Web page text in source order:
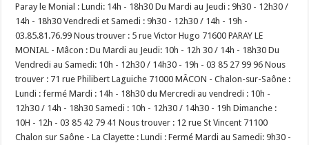
Paray le Monial : Lundi: 14h - 18h30 Du Mardi au Jeudi : 9h30 - 12h30 /
14h - 18h30 Vendredi et Samedi : 9h30 - 12h30 / 14h - 19h -
03.85.81.76.99 Nous trouver : 5 rue Victor Hugo 71600 PARAY LE
MONIAL - Mâcon : Du Mardi au Jeudi: 10h - 12h 30 / 14h - 18h30 Du
Vendredi au Samedi: 10h - 12h30 / 14h30 - 19h - 03 85 27 99 96 Nous
trouver : 71 rue Philibert Laguiche 71000 MÂCON - Chalon-sur-Saône :
Lundi : fermé Mardi : 14h - 18h30 du Mercredi au vendredi : 10h -
12h30 / 14h - 18h30 Samedi : 10h - 12h30 / 14h30 - 19h Dimanche :
10H - 12h - 03 85 42 79 41 Nous trouver : 12 rue St Vincent 71100
Chalon sur Saône - La Clayette : Lundi : Fermé Mardi au Samedi: 9h30 -